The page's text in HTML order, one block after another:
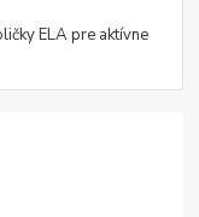
ELA pre aktívne